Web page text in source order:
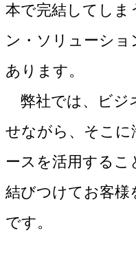
本で完結してしま
ン・ソリューシ
あります。
弊社では、ビジ
せながら、そこに
ースを活用するこ
結びつけてお客様
です。